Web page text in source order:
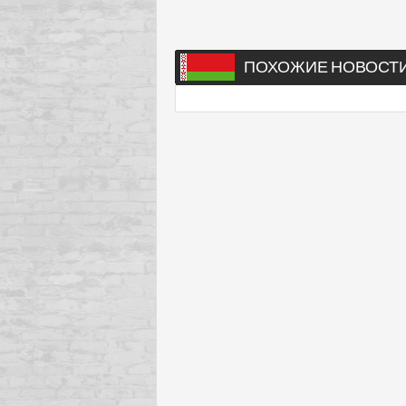
ПОХОЖИЕ